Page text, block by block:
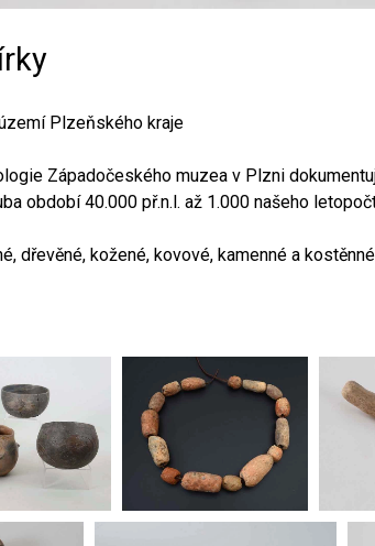
Plzeňského kraje
Západočeského muzea v Plzni
období 40.000 př.n.l. až 1.000 našeho
dřevěné, kožené, kovové, kamenné a